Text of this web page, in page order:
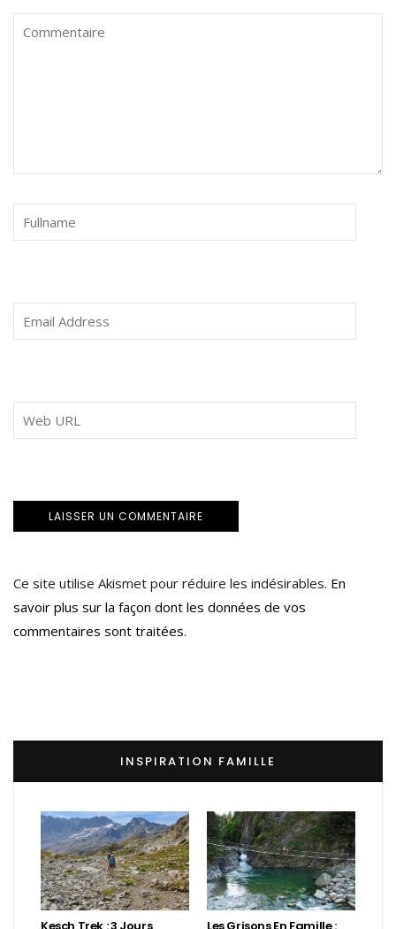
Ce site utilise Akismet pour réduire les indésirables. En
savoir plus sur la façon dont les données de vos
commentaires sont traitées.
INSPIRATION FAMILLE
Kesch Trek : 3 Jours Les Grisons En Famille :